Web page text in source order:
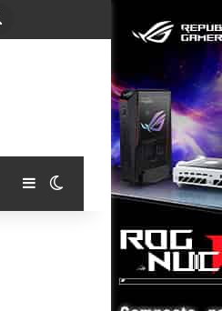
Buscar
Barra lateral
Switch skin